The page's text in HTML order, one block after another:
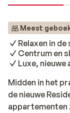
Meest
Relaxen in
Centrum en
Luxe,
Midden in het
de nieuwe
appartementen